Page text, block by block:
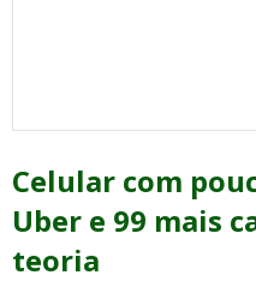
Celular com
Uber e 99 mais
teoria